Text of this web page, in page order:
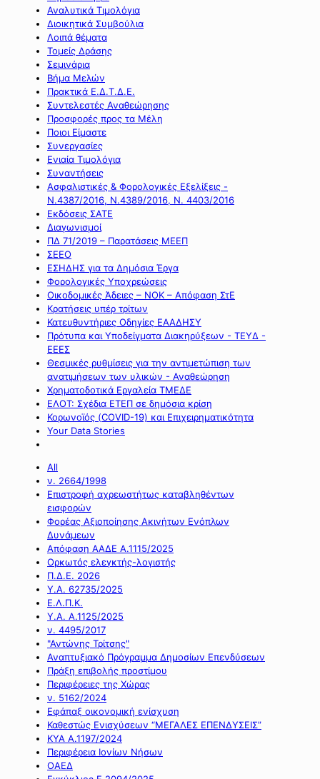
Αναλυτικά Τιμολόγια
Διοικητικά Συμβούλια
Λοιπά θέματα
Τομείς Δράσης
Σεμινάρια
Βήμα Μελών
Πρακτικά Ε.Δ.Τ.Δ.Ε.
Συντελεστές Αναθεώρησης
Προσφορές προς τα Μέλη
Ποιοι Είμαστε
Συνεργασίες
Ενιαία Τιμολόγια
Συναντήσεις
Ασφαλιστικές & Φορολογικές Εξελίξεις -
Ν.4387/2016, Ν.4389/2016, Ν. 4403/2016
Εκδόσεις ΣΑΤΕ
Διαγωνισμοί
ΠΔ 71/2019 – Παρατάσεις ΜΕΕΠ
ΣΕΕΟ
ΕΣΗΔΗΣ για τα Δημόσια Έργα
Φορολογικές Υποχρεώσεις
Οικοδομικές Άδειες – ΝΟΚ – Απόφαση ΣτΕ
Κρατήσεις υπέρ τρίτων
Κατευθυντήριες Οδηγίες ΕΑΑΔΗΣΥ
Πρότυπα και Υποδείγματα Διακηρύξεων - ΤΕΥΔ -
ΕΕΕΣ
Θεσμικές ρυθμίσεις για την αντιμετώπιση των
ανατιμήσεων των υλικών - Αναθεώρηση
Χρηματοδοτικά Εργαλεία ΤΜΕΔΕ
ΕΛΟΤ: Σχέδια ΕΤΕΠ σε δημόσια κρίση
Κορωνοϊός (COVID-19) και Επιχειρηματικότητα
Your Data Stories
All
ν. 2664/1998
Επιστροφή αχρεωστήτως καταβληθέντων
εισφορών
Φορέας Αξιοποίησης Ακινήτων Ενόπλων
Δυνάμεων
Απόφαση ΑΑΔΕ Α.1115/2025
Ορκωτός ελεγκτής-λογιστής
Π.Δ.Ε. 2026
Υ.Α. 62735/2025
Ε.Λ.Π.Κ.
Υ.Α. Α.1125/2025
ν. 4495/2017
"Αντώνης Τρίτσης"
Αναπτυξιακό Πρόγραμμα Δημοσίων Επενδύσεων
Πράξη επιβολής προστίμου
Περιφέρειες της Χώρας
ν. 5162/2024
Εφάπαξ οικονομική ενίσχυση
Καθεστώς Ενισχύσεων “ΜΕΓΑΛΕΣ ΕΠΕΝΔΥΣΕΙΣ”
ΚΥΑ Α.1197/2024
Περιφέρεια Ιονίων Νήσων
ΟΑΕΔ